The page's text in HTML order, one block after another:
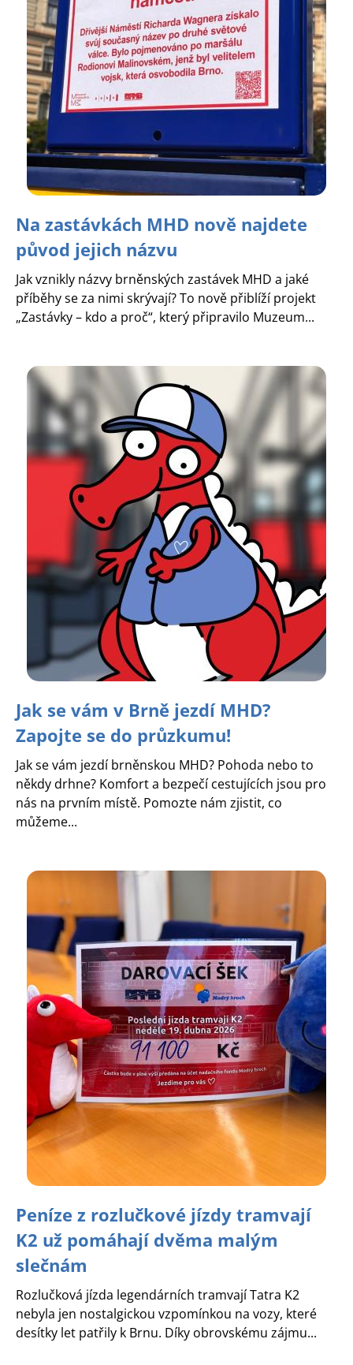
Na zastávkách MHD nově najdete
původ jejich názvu
Jak vznikly názvy brněnských zastávek MHD a jaké
příběhy se za nimi skrývají? To nově přiblíží projekt
„Zastávky – kdo a proč“, který připravilo Muzeum...
Jak se vám v Brně jezdí MHD?
Zapojte se do průzkumu!
Jak se vám jezdí brněnskou MHD? Pohoda nebo to
někdy drhne? Komfort a bezpečí cestujících jsou pro
nás na prvním místě. Pomozte nám zjistit, co
můžeme...
Peníze z rozlučkové jízdy tramvají
K2 už pomáhají dvěma malým
slečnám
Rozlučková jízda legendárních tramvají Tatra K2
nebyla jen nostalgickou vzpomínkou na vozy, které
desítky let patřily k Brnu. Díky obrovskému zájmu...